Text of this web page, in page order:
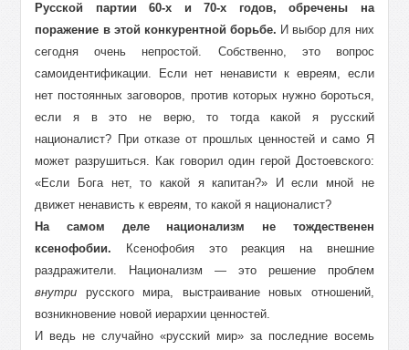
Русской партии 60-х и 70-х годов, обречены на
поражение в этой конкурентной борьбе. И выбор для них
сегодня очень непростой. Собственно, это вопрос
самоидентификации. Если нет ненависти к евреям, если
нет постоянных заговоров, против которых нужно бороться,
если я в это не верю, то тогда какой я русский
националист? При отказе от прошлых ценностей и само Я
может разрушиться. Как говорил один герой Достоевского:
«Если Бога нет, то какой я капитан?» И если мной не
движет ненависть к евреям, то какой я националист?
На самом деле национализм не тождественен
ксенофобии. Ксенофобия это реакция на внешние
раздражители. Национализм — это решение проблем
внутри русского мира, выстраивание новых отношений,
возникновение новой иерархии ценностей.
И ведь не случайно «русский мир» за последние восемь